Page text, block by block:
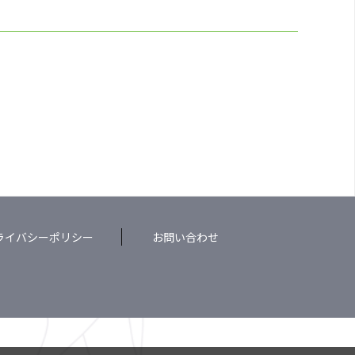
イバシーポリシー お問い合わせ